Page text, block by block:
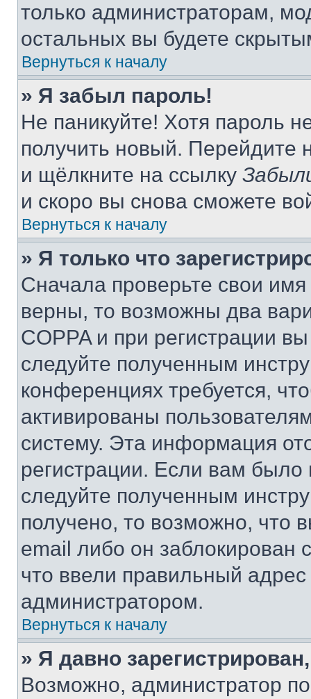
только администраторам,
остальных вы будете
Вернуться к началу
» Я забыл пароль!
Не паникуйте! Хотя пароль
получить новый. Перейдите
и щёлкните на ссылку
и скоро вы снова сможете
Вернуться к началу
» Я только что
Сначала проверьте свои
верны, то возможны два
COPPA и при регистрации
следуйте полученным
конференциях требуется,
активированы
систему. Эта информация
регистрации. Если вам
следуйте полученным
получено, то возможно, что
email либо он
что ввели правильный адрес
администратором.
Вернуться к началу
» Я давно
Возможно, администратор